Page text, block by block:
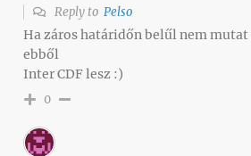
Reply to Pelso
Ha záros határidőn belűl nem
ebből
Inter CDF lesz :)
0